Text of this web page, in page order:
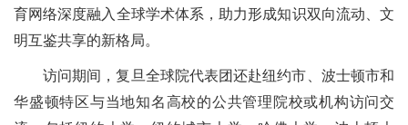
育网络深度融入全球学术体系，助力形成知识双向流动、文
明互鉴共享的新格局。
访问期间，复旦全球院代表团还赴纽约市、波士顿市和
华盛顿特区与当地知名高校的公共管理院校或机构访问交